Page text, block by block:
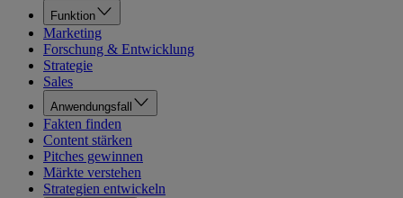
Funktion
Marketing
Forschung & Entwicklung
Strategie
Sales
Anwendungsfall
Fakten finden
Content stärken
Pitches gewinnen
Märkte verstehen
Strategien entwickeln